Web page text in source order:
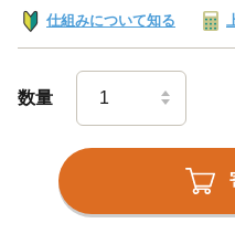
仕組みについて知る
数量